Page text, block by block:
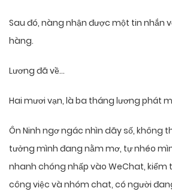
Sau đó, nàng nhận được một tin nhắn
hàng.
Lương đã về…
Hai mươi vạn, là ba tháng lương phát
Ôn Ninh ngơ ngác nhìn dãy số, không
tưởng mình đang nằm mơ, tự nhéo
nhanh chóng nhấp vào WeChat, kiểm
công việc và nhóm chat, có người